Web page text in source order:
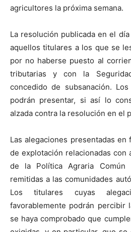
agricultores la próxima semana.
La resolución publicada en el
aquellos titulares a los que se
por no haberse puesto al
tributarias y con la
concedido de subsanación.
podrán presentar, si así lo
alzada contra la resolución en el
Las alegaciones presentadas
de explotación relacionadas con
de la Política Agraria Común
remitidas a las comunidades
Los titulares cuyas
favorablemente podrán percibir
se haya comprobado que